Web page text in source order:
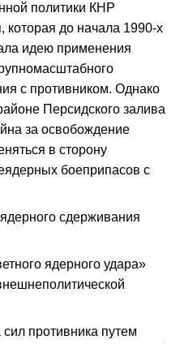
политики КНР
которая до начала 1990-х
идею применения
с противником. Однако
Персидского залива
за освобождение
в сторону
боеприпасов с
сдерживания
ядерного удара»
сил противника путем